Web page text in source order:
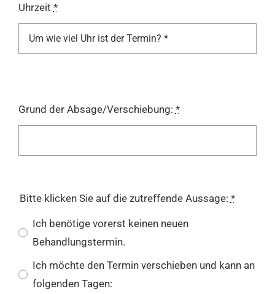
Uhrzeit *
Grund der Absage/Verschiebung: *
Bitte klicken Sie auf die zutreffende Aussage: *
Ich benötige vorerst keinen neuen
Behandlungstermin.
Ich möchte den Termin verschieben und kann an
folgenden Tagen: